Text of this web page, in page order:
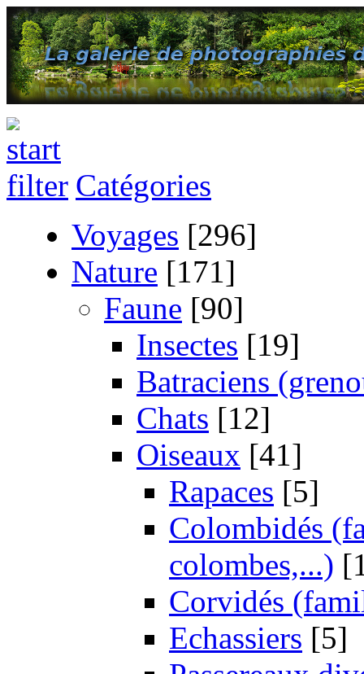
Catégories
Voyages [296]
Nature [171]
Faune [90]
Insectes [19]
Batraciens
Chats [12]
Oiseaux [41]
Rapaces [5]
Colombidés
colombes,...)
Corvidés
Echassiers [5]